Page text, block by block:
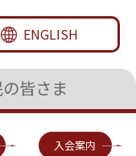
ENGLISH
皆さま
入会案内